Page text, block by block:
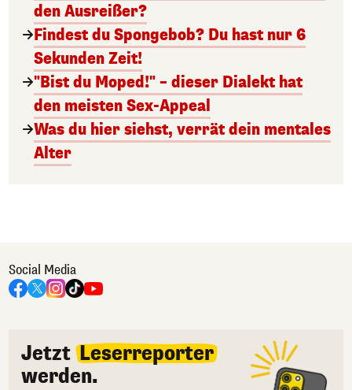
den Ausreißer?
Findest du Spongebob? Du hast nur 6
Sekunden Zeit!
"Bist du Moped!" – dieser Dialekt hat
den meisten Sex-Appeal
Was du hier siehst, verrät dein mentales
Alter
Social Media
Jetzt Leserreporter
werden.